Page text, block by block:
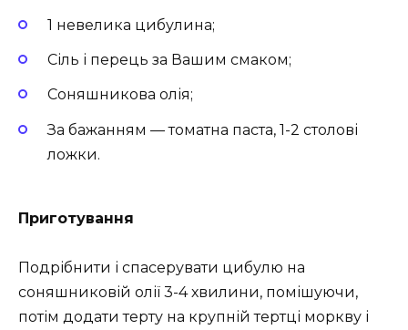
1 невелика цибулина;
Сіль і перець за Вашим смаком;
Соняшникова олія;
За бажанням — томатна паста, 1-2 столові
ложки.
Приготування
Подрібнити і спасерувати цибулю на
соняшниковій олії 3-4 хвилини, помішуючи,
потім додати терту на крупній тертці моркву і